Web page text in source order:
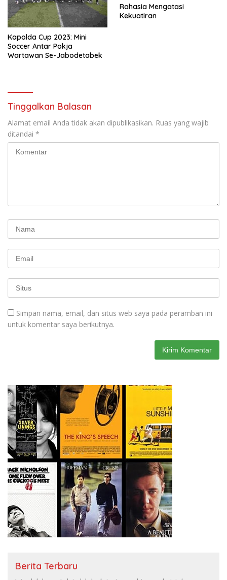
Kapolda Cup 2023: Mini
Soccer Antar Pokja
Wartawan Se-Jabodetabek
Rahasia Mengatasi
Kekuatiran
Tinggalkan Balasan
Alamat email Anda tidak akan dipublikasikan. Ruas yang wajib
ditandai *
Simpan nama, email, dan situs web saya pada peramban ini
untuk komentar saya berikutnya.
Berita Terbaru